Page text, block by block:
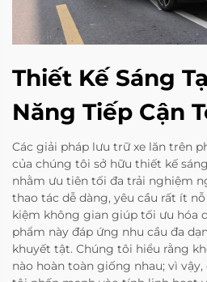
Thiết Kế Sáng
Năng Tiếp Cận
Các giải pháp lưu trữ xe lăn trên
của chúng tôi sở hữu thiết kế
nhằm ưu tiên tối đa trải nghiệm
thao tác dễ dàng, yêu cầu rất ít
kiệm không gian giúp tối ưu hóa
phẩm này đáp ứng nhu cầu đa
khuyết tật. Chúng tôi hiểu rằng
nào hoàn toàn giống nhau; vì